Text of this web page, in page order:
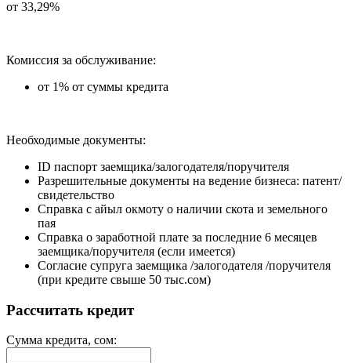
от 33,29%
Комиссия за обслуживание:
от 1% от суммы кредита
Необходимые документы:
ID паспорт заемщика/залогодателя/поручителя
Разрешительные документы на ведение бизнеса: патент/
свидетельство
Справка с айыл окмоту о наличии скота и земельного
пая
Справка о заработной плате за последние 6 месяцев
заемщика/поручителя (если имеется)
Согласие супруга заемщика /залогодателя /поручителя
(при кредите свыше 50 тыс.сом)
Рассчитать кредит
Сумма кредита, сом: